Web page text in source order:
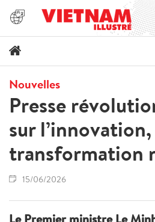
Nouvelles
Presse
sur
transformation
15/06/2026
Le Premier ministre Le